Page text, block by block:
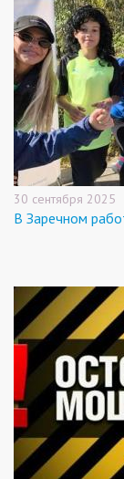
30 сентября 2025
В Заречном